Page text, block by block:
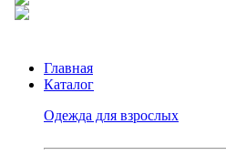
Главная
Каталог
Одежда для взрослых